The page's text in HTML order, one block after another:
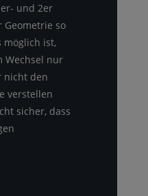
und 2er
Geometrie so
möglich ist,
Wechsel nur
nicht den
verstellen
sicher, dass